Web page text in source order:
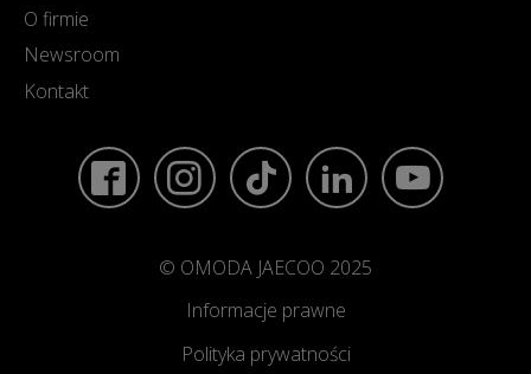
O firmie
Newsroom
Kontakt
© OMODA JAECOO 2025
Informacje prawne
Polityka prywatności